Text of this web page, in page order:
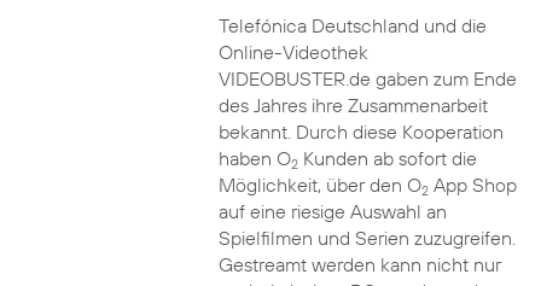
Telefónica Deutschland und die
Online-Videothek
VIDEOBUSTER.de gaben zum Ende
des Jahres ihre Zusammenarbeit
bekannt. Durch diese Kooperation
haben O2Kunden ab sofort die
Möglichkeit, über den O2App Shop
auf eine riesige Auswahl an
Spielfilmen und Serien zuzugreifen.
Gestreamt werden kann nicht nur